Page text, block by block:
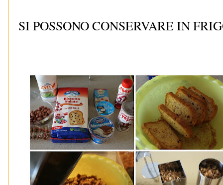
SI POSSONO CONSERVARE IN